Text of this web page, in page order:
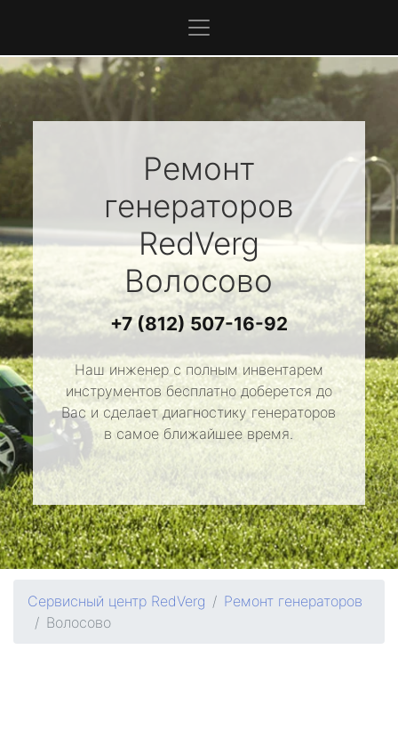
Ремонт
генераторов
RedVerg
Волосово
+7 (812) 507-16-92
Наш инженер с полным инвентарем
инструментов бесплатно доберется до
Вас и сделает диагностику генераторов
в самое ближайшее время.
Сервисный центр RedVerg
Ремонт генераторов
Волосово